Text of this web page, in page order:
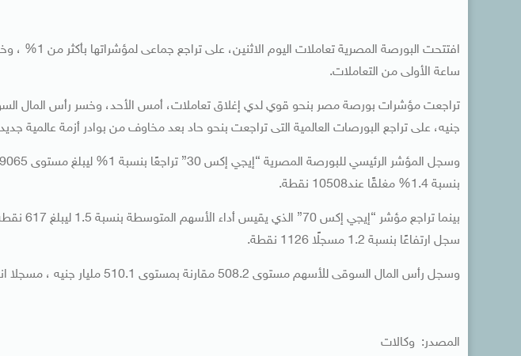
افتتحت البورصة
ساعة الأولى من التعاملات.
جنيه، على تراجع البورصات العالمية التى تراجعت بنحو حاد بعد مخاوف من بوادر أزمة عالمية
بنسبة 1.4% مغلقًا عند10508 نقطة.
سجل ارتفاعًا بنسبة 1.2 مسجلًا 1126 نقطة.
وسجل رأس المال السوقى للأسهم مستوى 508.2 مقارنة بمستوى 510.1 مليار جنيه ، مسجلا انخفاضا قدره نحو 1.9مليار جنيه.
المصدر: وكالات